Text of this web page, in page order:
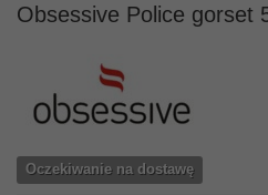
Obsessive Police gorset
Oczekiwanie na dostawę